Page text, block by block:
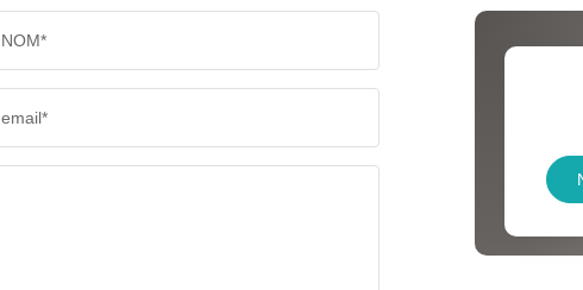
COMMERCES
NOM*
email*